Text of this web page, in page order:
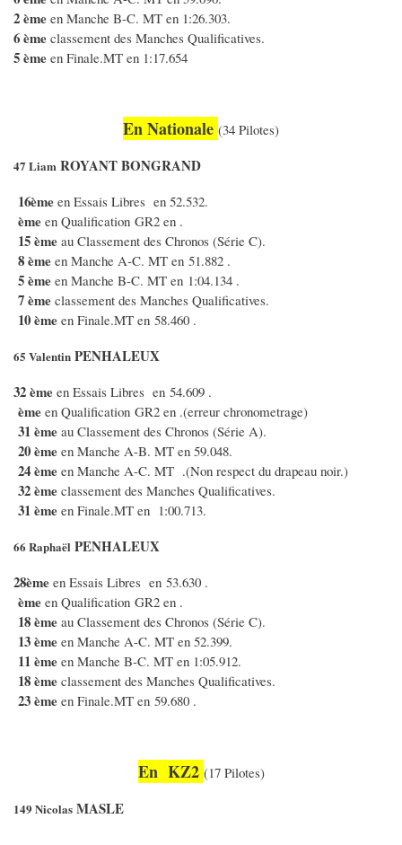
2 ème en Manche B-C. MT en 1:26.303.
6 ème classement des Manches Qualificatives.
5 ème en Finale.MT en 1:17.654
En Nationale (34 Pilotes)
47 Liam ROYANT BONGRAND
16ème en Essais Libres en 52.532.
ème en Qualification GR2 en .
15 ème au Classement des Chronos (Série C).
8 ème en Manche A-C. MT en 51.882 .
5 ème en Manche B-C. MT en 1:04.134 .
7 ème classement des Manches Qualificatives.
10 ème en Finale.MT en 58.460 .
65 Valentin PENHALEUX
32 ème en Essais Libres en 54.609 .
ème en Qualification GR2 en .(erreur chronometrage)
31ème au Classement des Chronos (Série A).
20 ème en Manche A-B. MT en 59.048.
24 ème en Manche A-C. MT .(Non respect du drapeau noir.)
32 ème classement des Manches Qualificatives.
31 ème en Finale.MT en 1:00.713.
66 Raphaël PENHALEUX
28ème en Essais Libres en 53.630 .
ème en Qualification GR2 en .
18 ème au Classement des Chronos (Série C).
13 ème en Manche A-C. MT en 52.399.
11 ème en Manche B-C. MT en 1:05.912.
18 ème classement des Manches Qualificatives.
23 ème en Finale.MT en 59.680 .
En KZ2 (17 Pilotes)
149 Nicolas MASLE